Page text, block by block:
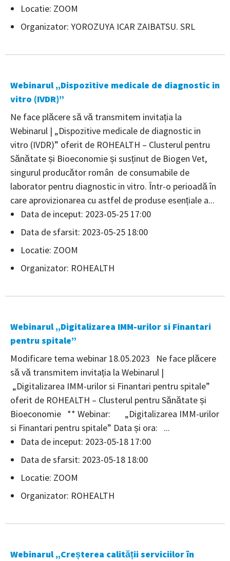
Locatie: ZOOM
Organizator: YOROZUYA ICAR ZAIBATSU. SRL
Webinarul „Dispozitive medicale de diagnostic in
vitro (IVDR)”
Ne face plăcere să vă transmitem invitația la
Webinarul | „Dispozitive medicale de diagnostic in
vitro (IVDR)” oferit de ROHEALTH – Clusterul pentru
Sănătate și Bioeconomie și susținut de Biogen Vet,
singurul producător român de consumabile de
laborator pentru diagnostic in vitro. Într-o perioadă în
care aprovizionarea cu astfel de produse esențiale a...
Data de inceput: 2023-05-25 17:00
Data de sfarsit: 2023-05-25 18:00
Locatie: ZOOM
Organizator: ROHEALTH
Webinarul „Digitalizarea IMM-urilor si Finantari
pentru spitale”
Modificare tema webinar 18.05.2023 Ne face plăcere
să vă transmitem invitația la Webinarul |
„Digitalizarea IMM-urilor si Finantari pentru spitale”
oferit de ROHEALTH – Clusterul pentru Sănătate și
Bioeconomie ** Webinar: „Digitalizarea IMM-urilor
si Finantari pentru spitale” Data și ora: ...
Data de inceput: 2023-05-18 17:00
Data de sfarsit: 2023-05-18 18:00
Locatie: ZOOM
Organizator: ROHEALTH
Webinarul „Creșterea calității serviciilor în